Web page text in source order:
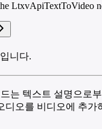
LtxvApiTextToVideo
니다.
는 텍스트 설명으로
디오를 비디오에 추가